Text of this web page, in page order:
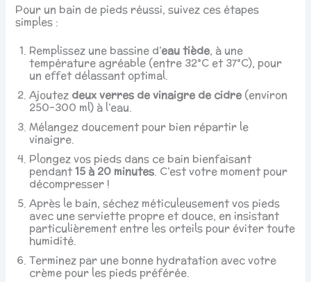
Pour un bain de pieds réussi, suivez ces étapes
simples :
Remplissez une bassine d’eau tiède, à une
température agréable (entre 32°C et 37°C), pour
un effet délassant optimal.
Ajoutez deux verres de vinaigre de cidre(environ
250-300 ml) à l’eau.
Mélangez doucement pour bien répartir le
vinaigre.
Plongez vos pieds dans ce bain bienfaisant
pendant15 à 20 minutes. C’est votre moment pour
décompresser !
Après le bain, séchez méticuleusement vos pieds
avec une serviette propre et douce, en insistant
particulièrement entre les orteils pour éviter toute
humidité.
Terminez par une bonne hydratation avec votre
crème pour les pieds préférée.